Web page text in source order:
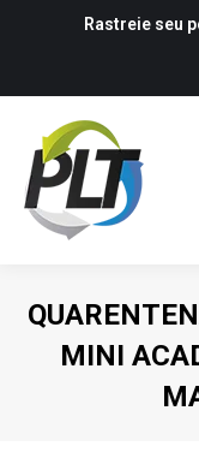
Rastreie seu
MINI